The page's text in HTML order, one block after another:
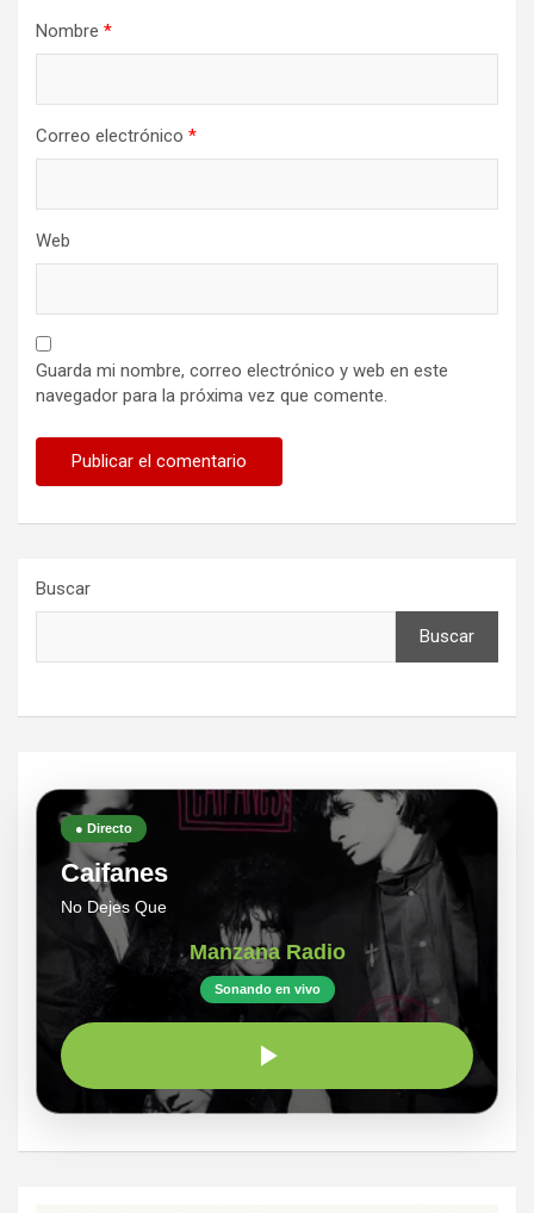
Nombre *
Correo electrónico *
Web
Guarda mi nombre, correo electrónico y web en este
navegador para la próxima vez que comente.
Buscar
Buscar
● Directo
Caifanes
No Dejes Que
Manzana Radio
Sonando en vivo